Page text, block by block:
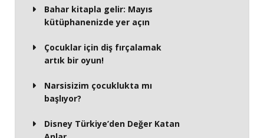
Bahar kitapla gelir: Mayıs
kütüphanenizde yer açın
Çocuklar için diş fırçalamak
artık bir oyun!
Narsisizim çocuklukta mı
başlıyor?
Disney Türkiye’den Değer Katan